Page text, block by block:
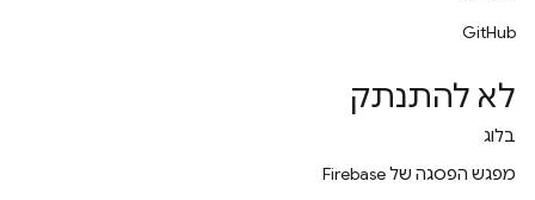
GitHub
לא להתנתק
בלוג
מפגש הפסגה של Firebase